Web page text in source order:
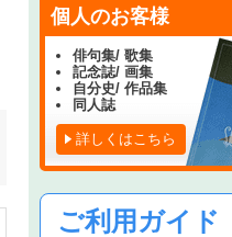
個人のお客様
俳句集/ 歌集
記念誌/ 画集
自分史/ 作品集
同人誌
詳しくはこちら
ご利用ガイド